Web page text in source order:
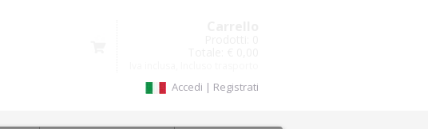
Accedi | Registrati